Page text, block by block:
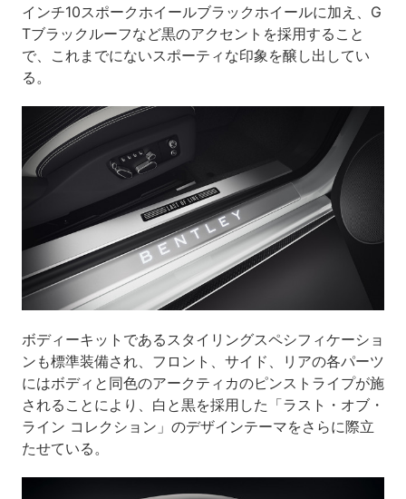
インチ10スポークホイールブラックホイールに加え、G
Tブラックルーフなど黒のアクセントを採用すること
で、これまでにないスポーティな印象を醸し出してい
る。
ボディーキットであるスタイリングスペシフィケーショ
ンも標準装備され、フロント、サイド、リアの各パーツ
にはボディと同色のアークティカのピンストライプが施
されることにより、白と黒を採用した「ラスト・オブ・
ライン コレクション」のデザインテーマをさらに際立
たせている。